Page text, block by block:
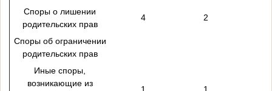
Споры о лишении
родительских прав
4 2
Споры об ограничении
родительских прав
Иные споры,
возникающие из
1 1